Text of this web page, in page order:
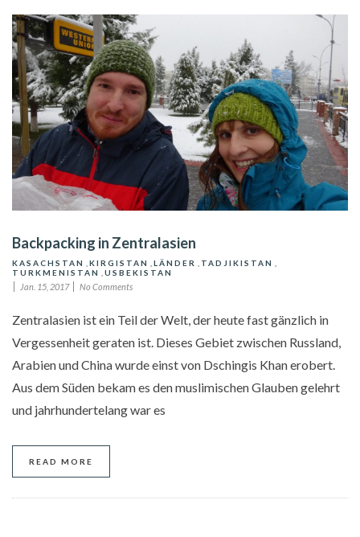
Backpacking in Zentralasien
KASACHSTAN KIRGISTAN LÄNDER TADJIKISTAN
TURKMENISTAN
USBEKISTAN
Jan. 15, 2017 No Comments
Zentralasien ist ein Teil der Welt, der heute fast gänzlich in
Vergessenheit geraten ist. Dieses Gebiet zwischen Russland,
Arabien und China wurde einst von Dschingis Khan erobert.
Aus dem Süden bekam es den muslimischen Glauben gelehrt
und jahrhundertelang war es
READ MORE